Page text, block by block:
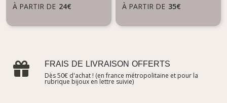
À PARTIR DE 24€ À PARTIR DE 35€
FRAIS DE LIVRAISON OFFERTS
Dès 50€ d'achat ! (en france métropolitaine et pour la
rubrique bijoux en lettre suivie)